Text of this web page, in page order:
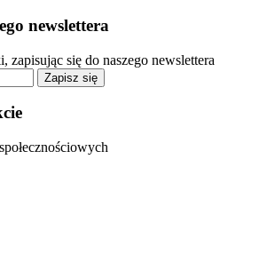
newslettera
zapisując się do naszego newslettera
Zapisz się